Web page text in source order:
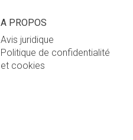
A PROPOS
Avis juridique
Politique de confidentialité
et cookies